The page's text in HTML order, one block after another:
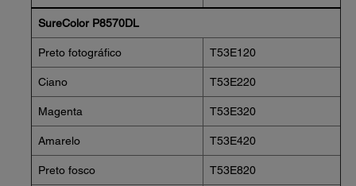
SureColor P8570DL
Preto fotográfico T53E120
Ciano T53E220
Magenta T53E320
Amarelo T53E420
Preto fosco T53E820